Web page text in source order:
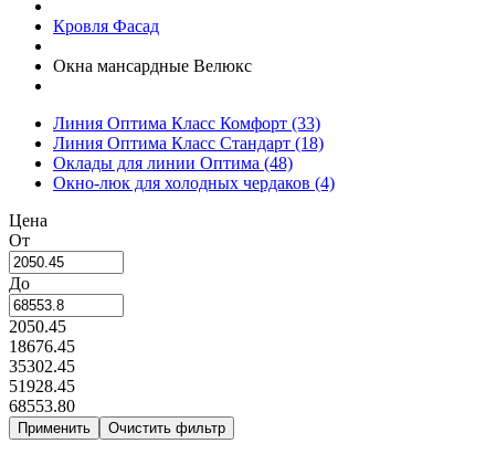
Кровля Фасад
Окна мансардные Велюкс
Линия Оптима Класс Комфорт (33)
Линия Оптима Класс Стандарт (18)
Оклады для линии Оптима (48)
Окно-люк для холодных чердаков (4)
Цена
От
До
2050.45
18676.45
35302.45
51928.45
68553.80